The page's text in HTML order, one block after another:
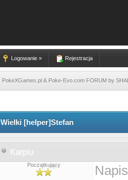
Logowanie » Rejestracja
PokeXGames.pl & Poke-Evo.com FORUM by
Wielki [helper]Stefan
Karpiu
Początkujący